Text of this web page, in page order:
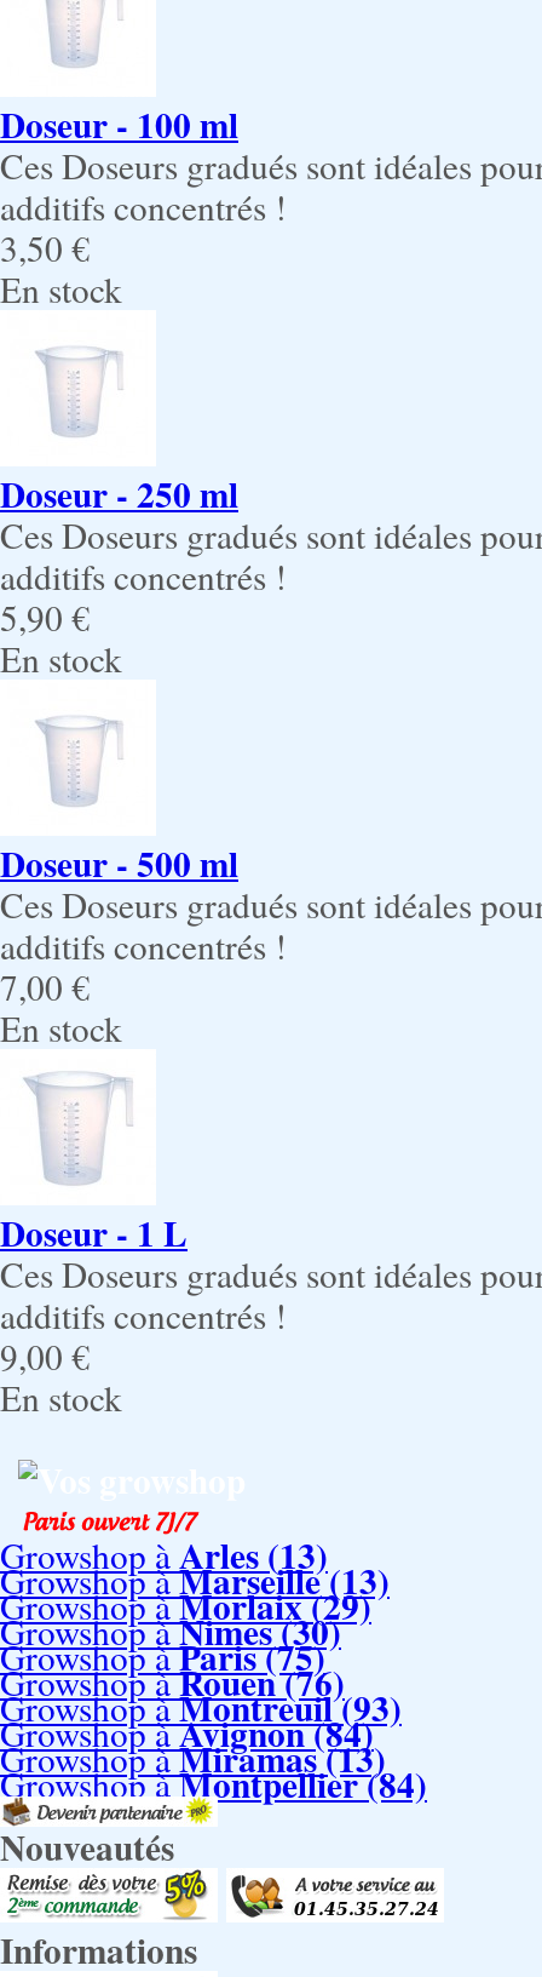
Doseur - 100 ml
Ces Doseurs gradués sont idéales
additifs concentrés !
3,50 €
En stock
Doseur - 250 ml
Ces Doseurs gradués sont idéales
additifs concentrés !
5,90 €
En stock
Doseur - 500 ml
Ces Doseurs gradués sont idéales
additifs concentrés !
7,00 €
En stock
Doseur - 1 L
Ces Doseurs gradués sont idéales
additifs concentrés !
9,00 €
En stock
Growshop àArles (13)
Growshop àMarseille (13)
Growshop àMorlaix (29)
Growshop àNimes (30)
Growshop àParis (75)
Growshop àRouen (76)
Growshop àMontreuil (93)
Growshop àAvignon (84)
Growshop àMiramas (13)
Growshop àMontpellier (84)
Nouveautés
Informations